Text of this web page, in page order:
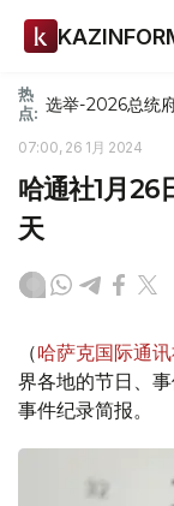
热
点: 选举-2026总统
07:00, 26 1月 2024
哈通社1月26
天
（哈萨克国际通
界各地的节日、
事件纪录简报。